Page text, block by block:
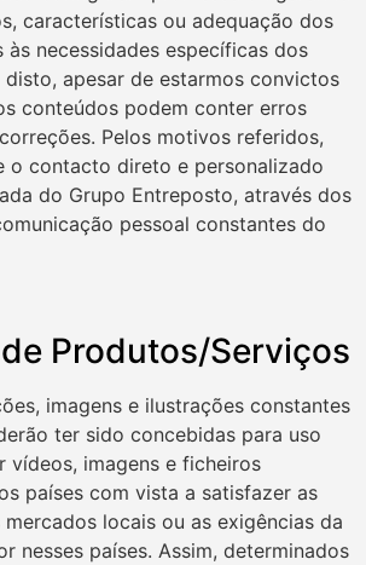
características ou adequação dos
necessidades específicas dos
disto, apesar de estarmos convictos
conteúdos podem conter erros
Pelos motivos referidos,
o contacto direto e personalizado
do Grupo Entreposto, através dos
pessoal constantes do
Produtos/Serviços
imagens e ilustrações constantes
ter sido concebidas para uso
vídeos, imagens e ficheiros
países com vista a satisfazer as
locais ou as exigências da
nesses países. Assim, determinados